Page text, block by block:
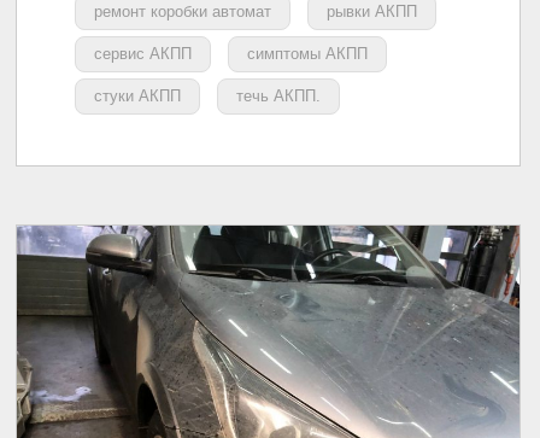
ремонт коробки автомат рывки АКПП
сервис АКПП симптомы АКПП
стуки АКПП течь АКПП.